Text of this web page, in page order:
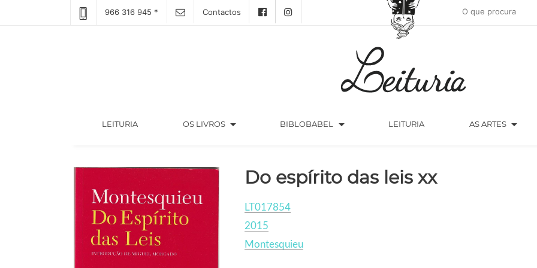
966 316 945 * Contactos
LEITURIA(CURRENT) OS LIVROS arrow_drop_down BIBLOBABEL arrow_drop_down LEITURIA AS ARTES arrow_drop_down
Do espírito das leis xx
LT017854
2015
Montesquieu